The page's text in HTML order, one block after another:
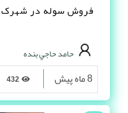
فروش سوله در شهرک
حامد حاجي بنده
8 ماه پیش